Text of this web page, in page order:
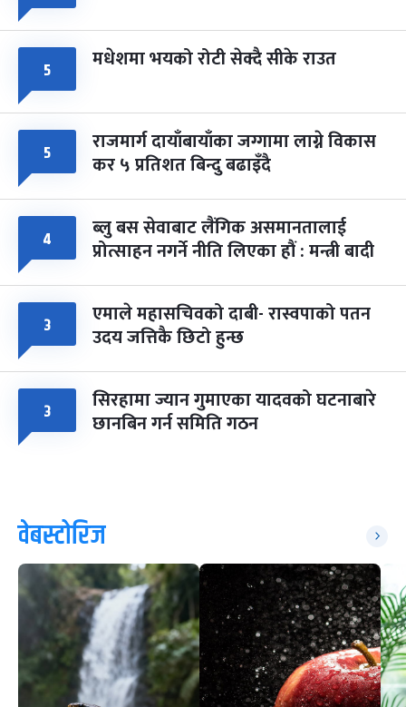
५ मधेशमा भयको रोटी सेक्दै सीके राउत
५ राजमार्ग दायाँबायाँका जग्गामा लाग्ने विकास
कर ५ प्रतिशत बिन्दु बढाइँदै
४ ब्लु बस सेवाबाट लैंगिक असमानतालाई
प्रोत्साहन नगर्ने नीति लिएका हौं : मन्त्री बादी
३ एमाले महासचिवको दाबी- रास्वपाको पतन
उदय जत्तिकै छिटो हुन्छ
३ सिरहामा ज्यान गुमाएका यादवको घटनाबारे
छानबिन गर्न समिति गठन
वेबस्टोरिज